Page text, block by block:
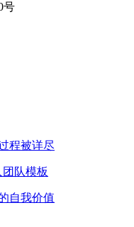
号
程被详尽
队模板
自我价值